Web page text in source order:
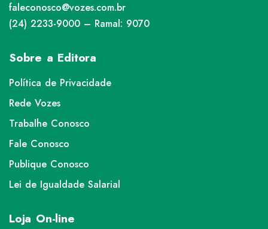
faleconosco@vozes.com.br
(24) 2233-9000 – Ramal: 9070
Sobre a Editora
Política de Privacidade
Rede Vozes
Trabalhe Conosco
Fale Conosco
Publique Conosco
Lei de Igualdade Salarial
Loja On-line